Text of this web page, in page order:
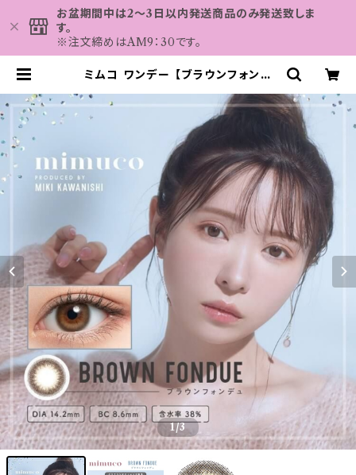
お盆期間中は2～3日以内発送商品のみ発送致しま
す。
※注文締めはAM9：30です。
ミムコ ワンデー 【ブラウンフォンデ
かわにしみき カラコン mimuco 1d
ay | カラコン MAHALO
1/3